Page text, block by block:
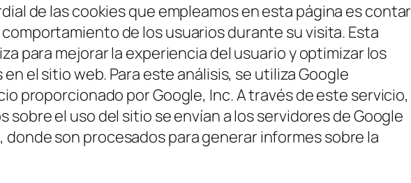
de las cookies que empleamos en esta página es contar
de los usuarios durante su visita. Esta
para mejorar la experiencia del usuario y optimizar los
el sitio web. Para este análisis, se utiliza Google
proporcionado por Google, Inc. A través de este servicio,
sobre el uso del sitio se envían a los servidores de Google
donde son procesados para generar informes sobre la